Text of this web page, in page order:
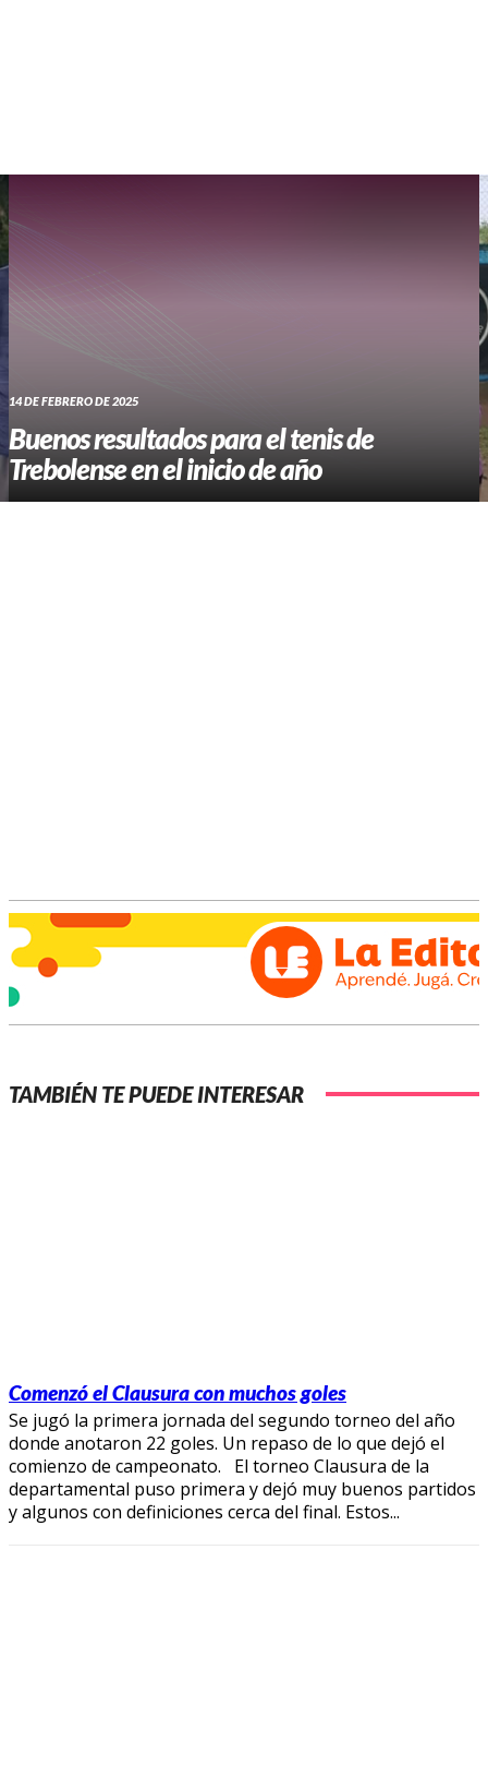
14 DE FEBRERO DE 2025
Buenos resultados para el tenis de
Trebolense en el inicio de año
TAMBIÉN TE PUEDE INTERESAR
Comenzó el Clausura con muchos goles
Se jugó la primera jornada del segundo torneo del año
donde anotaron 22 goles. Un repaso de lo que dejó el
comienzo de campeonato. El torneo Clausura de la
departamental puso primera y dejó muy buenos partidos
y algunos con definiciones cerca del final. Estos...